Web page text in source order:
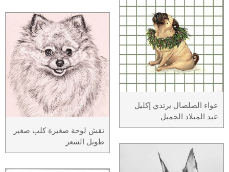
عواء الصلصال يرتدي إكليل
عيد الميلاد الجميل
نقش لوحة صغيرة كلب صغير
طويل الشعر